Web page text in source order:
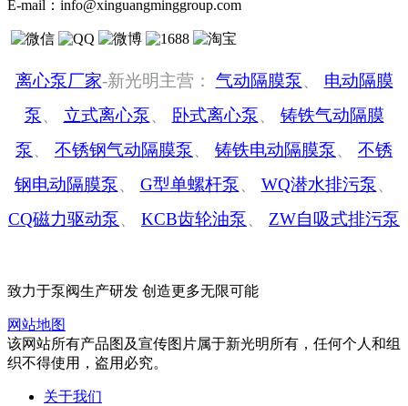
E-mail： info@xinguangminggroup.com
离心泵厂家-新光明主营： 气动隔膜泵、 电动隔膜
泵、 立式离心泵、 卧式离心泵、 铸铁气动隔膜
泵、 不锈钢气动隔膜泵、 铸铁电动隔膜泵、 不锈
钢电动隔膜泵、 G型单螺杆泵、 WQ潜水排污泵、
CQ磁力驱动泵、 KCB齿轮油泵、 ZW自吸式排污泵
致力于泵阀生产研发 创造更多无限可能
网站地图
该网站所有产品图及宣传图片属于新光明所有，任何个人和组
织不得使用，盗用必究。
关于我们